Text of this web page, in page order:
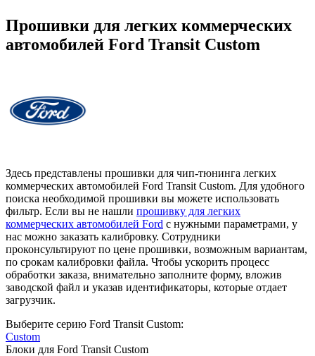
Прошивки для легких коммерческих
автомобилей Ford Transit Custom
Здесь представлены прошивки для чип-тюнинга легких
коммерческих автомобилей Ford Transit Custom. Для удобного
поиска необходимой прошивки вы можете использовать
фильтр. Если вы не нашли прошивку для легких
коммерческих автомобилей Ford с нужными параметрами, у
нас можно заказать калибровку. Сотрудники
проконсультируют по цене прошивки, возможным вариантам,
по срокам калибровки файла. Чтобы ускорить процесс
обработки заказа, внимательно заполните форму, вложив
заводской файл и указав идентификаторы, которые отдает
загрузчик.
Выберите серию Ford Transit Custom:
Custom
Блоки для Ford Transit Custom